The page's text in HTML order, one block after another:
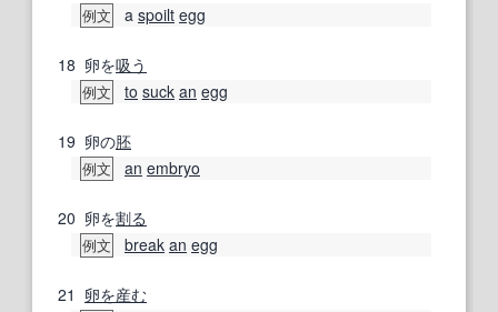
例文 a spoilt egg
18 卵を吸う
例文 to suck an egg
19 卵の胚
例文 an embryo
20 卵を割る
例文 break an egg
21 卵を産む